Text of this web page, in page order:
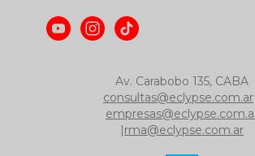
Av. Carabobo 135, CABA
consultas@eclypse.com.ar
|rma@eclypse.com.ar